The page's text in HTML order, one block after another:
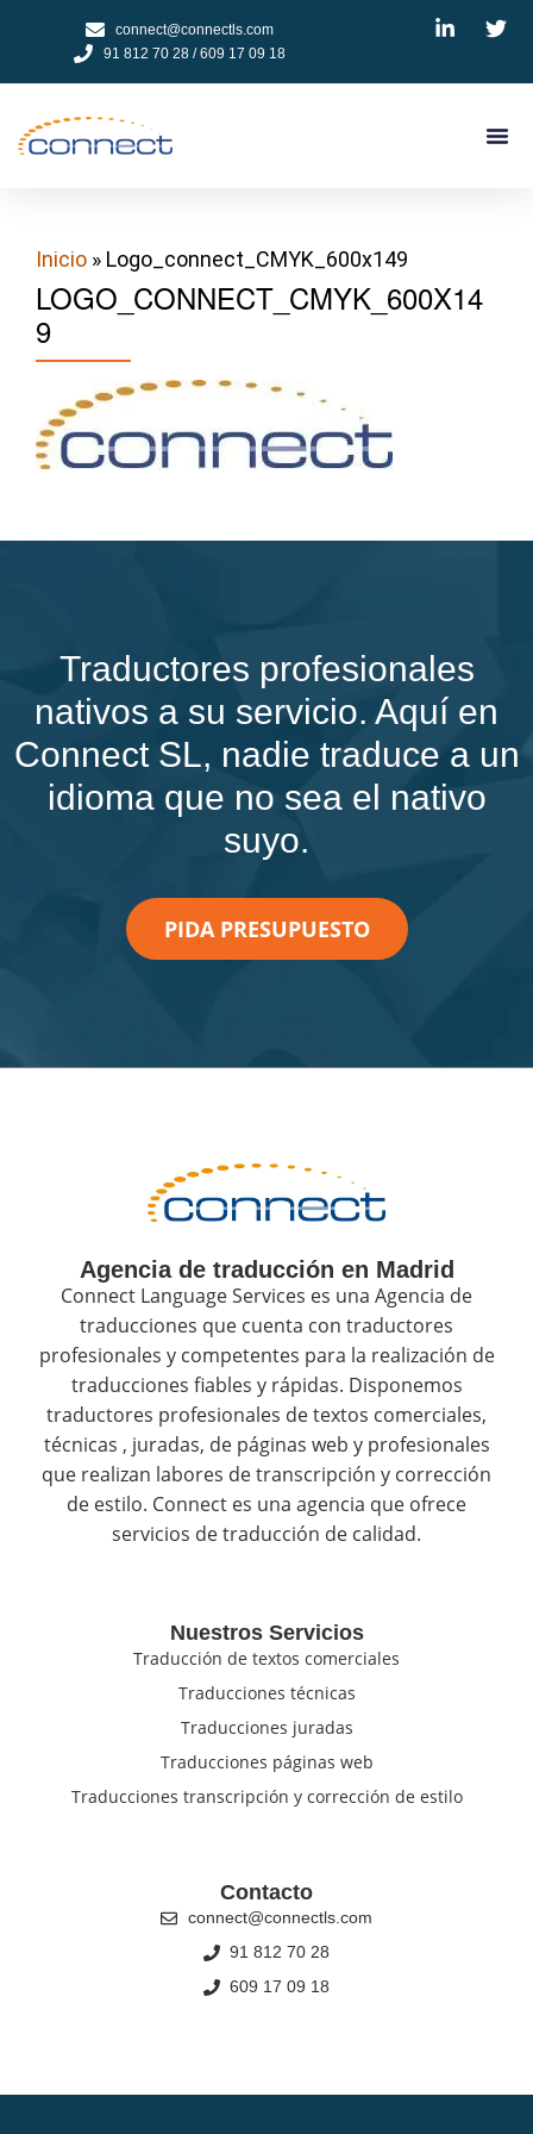
connect@connectls.com
91 812 70 28 / 609 17 09 18
Inicio » Logo_connect_CMYK_600x149
LOGO_CONNECT_CMYK_600X14
9
Traductores profesionales
nativos a su servicio. Aquí en
Connect SL, nadie traduce a un
idioma que no sea el nativo
suyo.
PIDA PRESUPUESTO
Agencia de traducción en Madrid
Connect Language Services es una Agencia de
traducciones que cuenta con traductores
profesionales y competentes para la realización de
traducciones fiables y rápidas. Disponemos
traductores profesionales de textos comerciales,
técnicas , juradas, de páginas web y profesionales
que realizan labores de transcripción y corrección
de estilo. Connect es una agencia que ofrece
servicios de traducción de calidad.
Nuestros Servicios
Traducción de textos comerciales
Traducciones técnicas
Traducciones juradas
Traducciones páginas web
Traducciones transcripción y corrección de estilo
Contacto
connect@connectls.com
91 812 70 28
609 17 09 18